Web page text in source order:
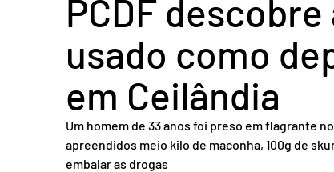
Crimes no DF Educação
Acidente em Goiás Acidente no DF Entretenimento
PCDF
usado como
em Ceilândia
Um homem de 33 anos foi preso em flagrante
apreendidos meio kilo de maconha, 100g de
embalar as drogas